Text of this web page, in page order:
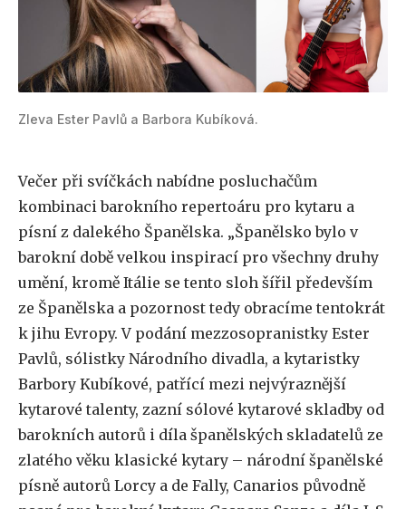
Zleva Ester Pavlů a Barbora Kubíková.
Večer při svíčkách nabídne posluchačům
kombinaci barokního repertoáru pro kytaru a
písní z dalekého Španělska. „Španělsko bylo v
barokní době velkou inspirací pro všechny druhy
umění, kromě Itálie se tento sloh šířil především
ze Španělska a pozornost tedy obracíme tentokrát
k jihu Evropy. V podání mezzosopranistky Ester
Pavlů, sólistky Národního divadla, a kytaristky
Barbory Kubíkové, patřící mezi nejvýraznější
kytarové talenty, zazní sólové kytarové skladby od
barokních autorů i díla španělských skladatelů ze
zlatého věku klasické kytary – národní španělské
písně autorů Lorcy a de Fally, Canarios původně